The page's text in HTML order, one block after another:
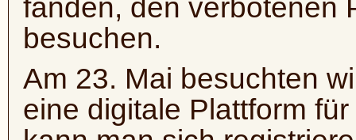
fanden, den verbotenen
besuchen.
Am 23. Mai besuchten
eine digitale Plattform